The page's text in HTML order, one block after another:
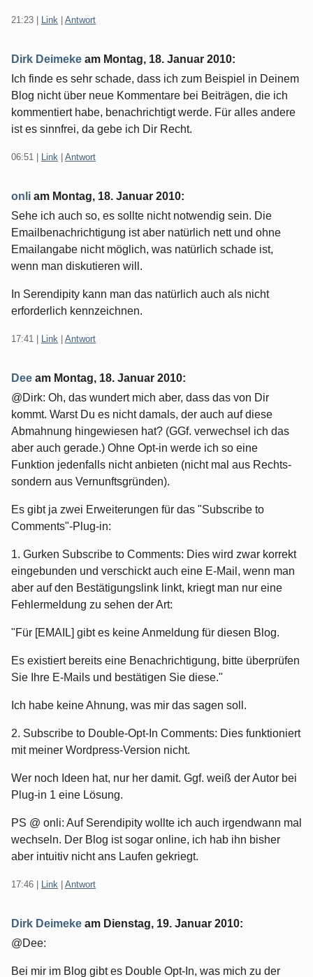
21:23 Link Antwort
Dirk Deimeke am Montag, 18. Januar 2010:
Ich finde es sehr schade, dass ich zum Beispiel in Deinem
Blog nicht über neue Kommentare bei Beiträgen, die ich
kommentiert habe, benachrichtigt werde. Für alles andere
ist es sinnfrei, da gebe ich Dir Recht.
06:51 Link Antwort
onli am Montag, 18. Januar 2010:
Sehe ich auch so, es sollte nicht notwendig sein. Die
Emailbenachrichtigung ist aber natürlich nett und ohne
Emailangabe nicht möglich, was natürlich schade ist,
wenn man diskutieren will.
In Serendipity kann man das natürlich auch als nicht
erforderlich kennzeichnen.
17:41 Link Antwort
Dee am Montag, 18. Januar 2010:
@Dirk: Oh, das wundert mich aber, dass das von Dir
kommt. Warst Du es nicht damals, der auch auf diese
Abmahnung hingewiesen hat? (GGf. verwechsel ich das
aber auch gerade.) Ohne Opt-in werde ich so eine
Funktion jedenfalls nicht anbieten (nicht mal aus Rechts-
sondern aus Vernunftsgründen).
Es gibt ja zwei Erweiterungen für das "Subscribe to
Comments"-Plug-in:
1. Gurken Subscribe to Comments: Dies wird zwar korrekt
eingebunden und verschickt auch eine E-Mail, wenn man
aber auf den Bestätigungslink linkt, kriegt man nur eine
Fehlermeldung zu sehen der Art:
"Für [EMAIL] gibt es keine Anmeldung für diesen Blog.
Es existiert bereits eine Benachrichtigung, bitte überprüfen
Sie Ihre E-Mails und bestätigen Sie diese."
Ich habe keine Ahnung, was mir das sagen soll.
2. Subscribe to Double-Opt-In Comments: Dies funktioniert
mit meiner Wordpress-Version nicht.
Wer noch Ideen hat, nur her damit. Ggf. weiß der Autor bei
Plug-in 1 eine Lösung.
PS @ onli: Auf Serendipity wollte ich auch irgendwann mal
wechseln. Der Blog ist sogar online, ich hab ihn bisher
aber intuitiv nicht ans Laufen gekriegt.
17:46 Link Antwort
Dirk Deimeke am Dienstag, 19. Januar 2010:
@Dee:
Bei mir im Blog gibt es Double Opt-In, was mich zu der